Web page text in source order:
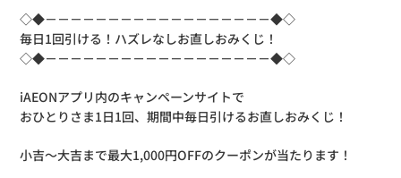
◇◆－－－－－－－－－－－－－－－－－－◆◇
毎日1回引ける！ハズレなしお直しおみくじ！
◇◆－－－－－－－－－－－－－－－－－－◆◇
iAEONアプリ内のキャンペーンサイトで
おひとりさま1日1回、期間中毎日引けるお直しおみくじ！
小吉～大吉まで最大1,000円OFFのクーポンが当たります！